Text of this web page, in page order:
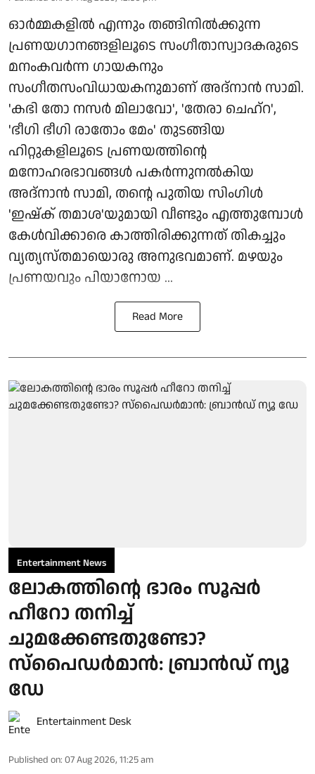
ഓർമ്മകളിൽ എന്നും തങ്ങിനിൽക്കുന്ന
പ്രണയഗാനങ്ങളിലൂടെ സംഗീതാസ്വാദകരുടെ
മനംകവർന്ന ഗായകനും
സംഗീതസംവിധായകനുമാണ് അദ്നാൻ സാമി.
'കഭി തോ നസർ മിലാവോ', 'തേരാ ചെഹ്റ',
'ഭീഗി ഭീഗി രാതോം മേം' തുടങ്ങിയ
ഹിറ്റുകളിലൂടെ പ്രണയത്തിന്റെ
മനോഹരഭാവങ്ങൾ പകർന്നുനൽകിയ
അദ്നാൻ സാമി, തന്റെ പുതിയ സിംഗിൾ
'ഇഷ്ക് തമാശ'യുമായി വീണ്ടും എത്തുമ്പോൾ
കേൾവിക്കാരെ കാത്തിരിക്കുന്നത് തികച്ചും
വ്യത്യസ്തമായൊരു അനുഭവമാണ്. മഴയും
പ്രണയവും പിയാനോയ ...
Read More
Entertainment News
ലോകത്തിന്റെ ഭാരം സൂപ്പർ
ഹീറോ തനിച്ച്
ചുമക്കേണ്ടതുണ്ടോ?
സ്പൈഡർമാൻ: ബ്രാൻഡ് ന്യൂ
ഡേ
Entertainment Desk
Published on: 07 Aug 2026, 11:25 am